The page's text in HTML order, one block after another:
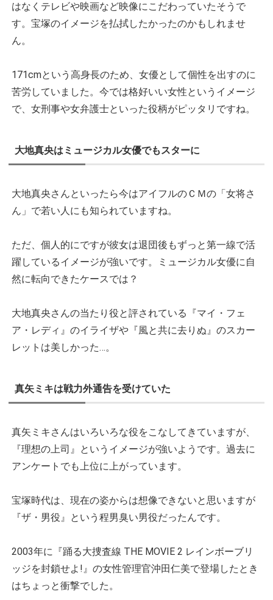
はなくテレビや映画など映像にこだわっていたそうで
す。宝塚のイメージを払拭したかったのかもしれませ
ん。
171cmという高身長のため、女優として個性を出すのに
苦労していました。今では格好いい女性というイメージ
で、女刑事や女弁護士といった役柄がピッタリですね。
大地真央はミュージカル女優でもスターに
大地真央さんといったら今はアイフルのＣＭの「女将さ
ん」で若い人にも知られていますね。
ただ、個人的にですが彼女は退団後もずっと第一線で活
躍しているイメージが強いです。ミュージカル女優に自
然に転向できたケースでは？
大地真央さんの当たり役と評されている『マイ・フェ
ア・レディ』のイライザや『風と共に去りぬ』のスカー
レットは美しかった…。
真矢ミキは戦力外通告を受けていた
真矢ミキさんはいろいろな役をこなしてきていますが、
『理想の上司』というイメージが強いようです。過去に
アンケートでも上位に上がっています。
宝塚時代は、現在の姿からは想像できないと思いますが
『ザ・男役』という程男臭い男役だったんです。
2003年に『踊る大捜査線 THE MOVIE 2 レインボーブリ
ッジを封鎖せよ!』の女性管理官沖田仁美で登場したとき
はちょっと衝撃でした。